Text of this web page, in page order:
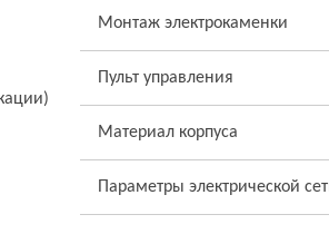
Монтаж электрокаменки
Пульт управления
Материал корпуса
Параметры электрической